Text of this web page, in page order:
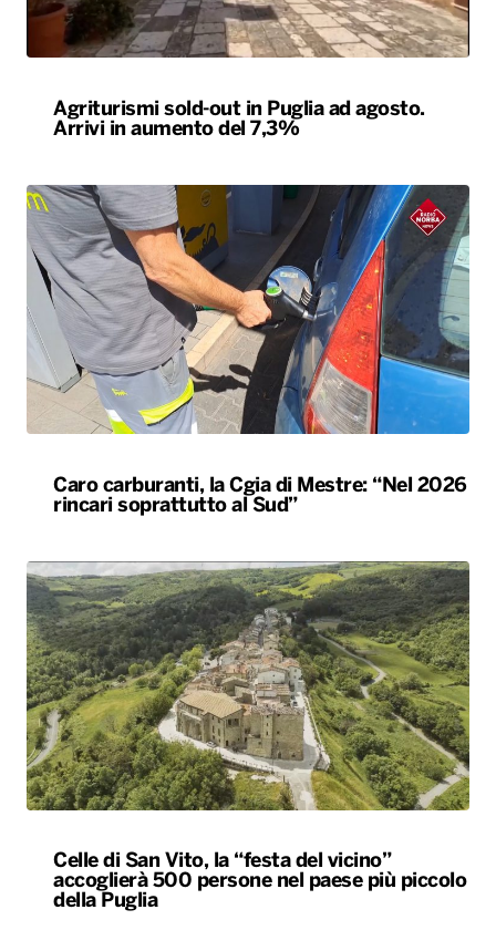
Agriturismi sold-out in Puglia ad agosto.
Arrivi in aumento del 7,3%
Caro carburanti, la Cgia di Mestre: “Nel 2026
rincari soprattutto al Sud”
Celle di San Vito, la “festa del vicino”
accoglierà 500 persone nel paese più piccolo
della Puglia